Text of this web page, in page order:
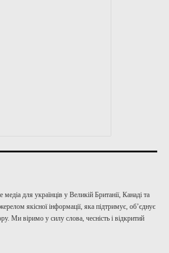
для українців у Великій Британії, Канаді та
якісної інформації, яка підтримує, об’єднує
Ми віримо у силу слова, чесність і відкритий